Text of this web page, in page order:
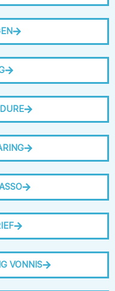
VONNIS